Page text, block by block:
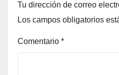
Tu dirección de correo
Los campos obligatorios
Comentario *